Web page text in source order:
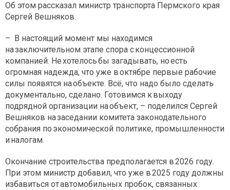
Об этом рассказал министр транспорта Пермского края
Сергей Вешняков.
– В настоящий момент мы находимся
на заключительном этапе спора с концессионной
компанией. Не хотелось бы загадывать, но есть
огромная надежда, что уже в октябре первые рабочие
силы появятся на объекте. Всё, что надо было сделать
документально, сделано. Готовимся к выходу
подрядной организации на объект, – поделился Сергей
Вешняков на заседании комитета законодательного
собрания по экономической политике, промышленности
и налогам.
Окончание строительства предполагается в 2026 году.
При этом министр добавил, что уже в 2025 году должны
избавиться от автомобильных пробок, связанных